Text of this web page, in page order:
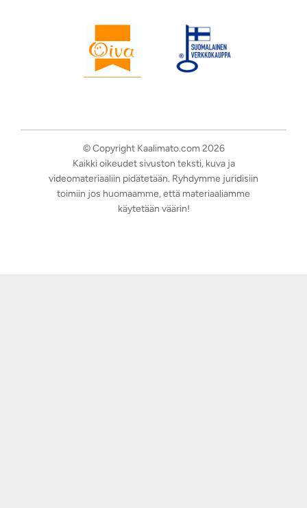
© Copyright Kaalimato.com 2026
Kaikki oikeudet sivuston teksti, kuva ja
videomateriaaliin pidätetään. Ryhdymme juridisiin
toimiin jos huomaamme, että materiaaliamme
käytetään väärin!